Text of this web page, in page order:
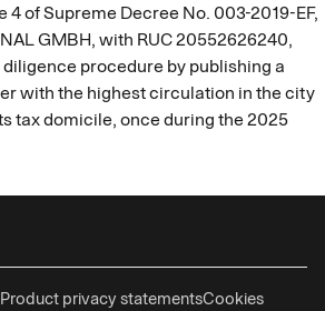
4 of Supreme Decree No. 003-2019-EF,
GMBH, with RUC 20552626240,
procedure by publishing a
with the highest circulation in the city
tax domicile, once during the 2025
Product privacy statementsCookies